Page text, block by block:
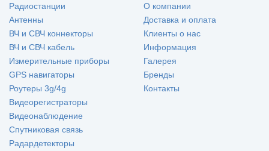
Радиостанции
Антенны
ВЧ и СВЧ коннекторы
ВЧ и СВЧ кабель
Измерительные приборы
GPS навигаторы
Роутеры 3g/4g
Видеорегистраторы
Видеонаблюдение
Спутниковая связь
Радардетекторы
О компании
Доставка и оплата
Клиенты о нас
Информация
Галерея
Бренды
Контакты